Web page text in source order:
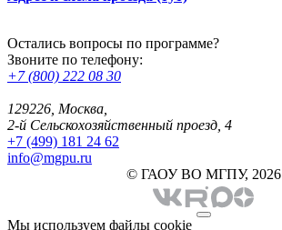
Остались вопросы по программе?
Звоните по телефону:
+7 (800) 222 08 30
129226, Москва,
2-й Сельскохозяйственный проезд, 4
+7 (499) 181 24 62
info@mgpu.ru
© ГАОУ ВО МГПУ, 2026
Мы используем файлы cookie